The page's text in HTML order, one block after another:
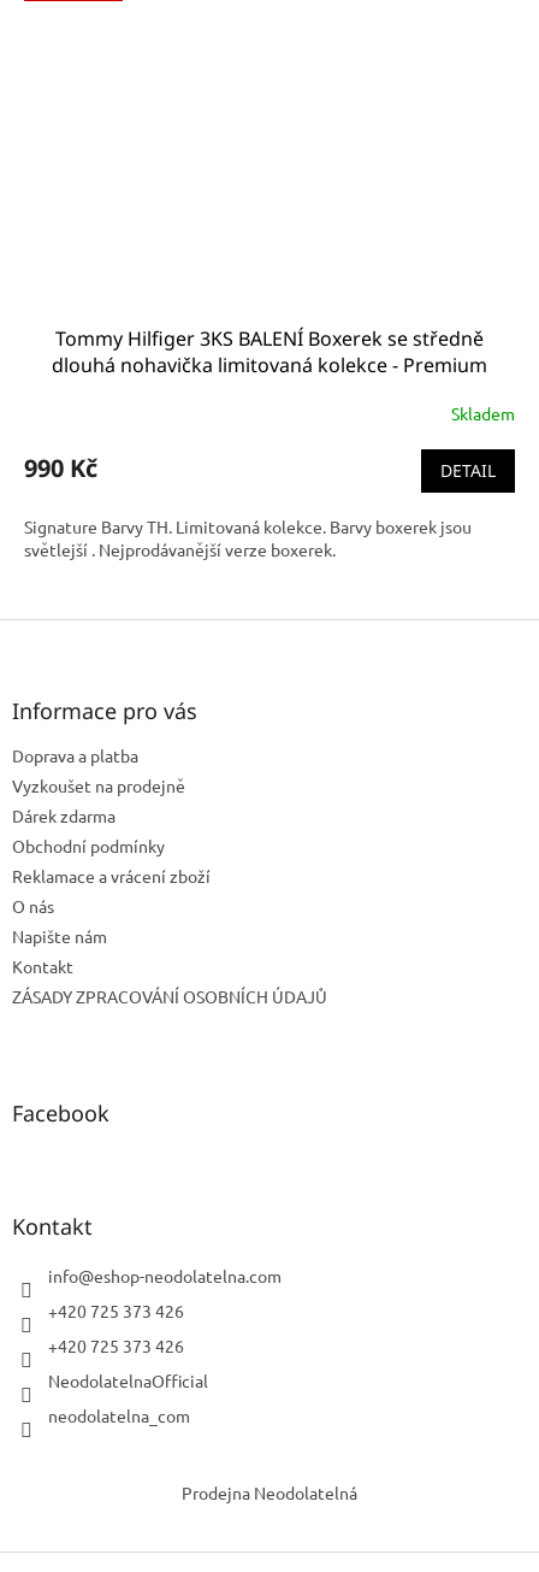
Tommy Hilfiger 3KS BALENÍ Boxerek se středně
dlouhá nohavička limitovaná kolekce - Premium
Skladem
990 Kč DETAIL
Signature Barvy TH. Limitovaná kolekce. Barvy boxerek jsou
světlejší . Nejprodávanější verze boxerek.
Z
Informace pro vás
Doprava a platba
Vyzkoušet na prodejně
Dárek zdarma
Obchodní podmínky
Reklamace a vrácení zboží
O nás
Napište nám
Kontakt
ZÁSADY ZPRACOVÁNÍ OSOBNÍCH ÚDAJŮ
Facebook
Kontakt
info@eshop-neodolatelna.com
+420 725 373 426
+420 725 373 426
NeodolatelnaOfficial
neodolatelna_com
Prodejna Neodolatelná